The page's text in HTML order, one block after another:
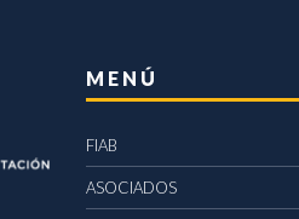
MENÚ
FIAB
ASOCIADOS